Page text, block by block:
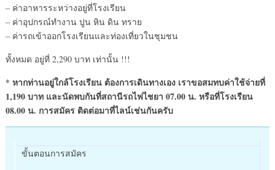
– ค่าอาหารระหว่างอยู่ที่โรงเรียน
– ค่าอุปกรณ์ทำงาน ปูน หิน ดิน ทราย
– ค่ารถเข้าออกโรงเรียนและท่องเที่ยวในชุมชน
ทั้งหมด อยู่ที่ 2,290 บาท เท่านั้น !!!
* หากท่านอยู่ใกล้โรงเรียน ต้องการเดินทางเอง เราขอสมทบค่าใช้จ่ายที่
1,190 บาท และนัดพบกันที่สถานีรถไฟไชยา 07.00 น. หรือที่โรงเรียน
08.00 น. การสมัคร ติดต่อมาที่ไลน์เช่นกันครับ
ขั้นตอนการสมัคร